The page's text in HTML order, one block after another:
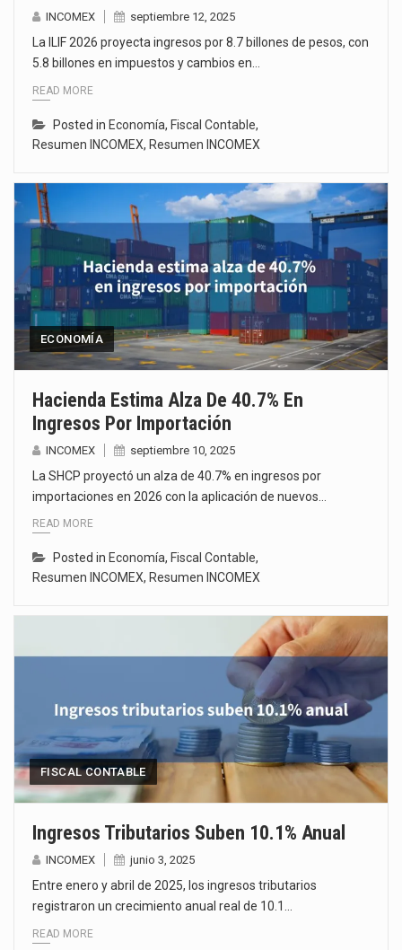
INCOMEX septiembre 12, 2025
La ILIF 2026 proyecta ingresos por 8.7 billones de pesos, con
5.8 billones en impuestos y cambios en…
READ MORE
Posted in Economía, Fiscal Contable,
Resumen INCOMEX, Resumen INCOMEX
ECONOMÍA
Hacienda Estima Alza De 40.7% En
Ingresos Por Importación
INCOMEX septiembre 10, 2025
La SHCP proyectó un alza de 40.7% en ingresos por
importaciones en 2026 con la aplicación de nuevos…
READ MORE
Posted in Economía, Fiscal Contable,
Resumen INCOMEX, Resumen INCOMEX
FISCAL CONTABLE
Ingresos Tributarios Suben 10.1% Anual
INCOMEX junio 3, 2025
Entre enero y abril de 2025, los ingresos tributarios
registraron un crecimiento anual real de 10.1…
READ MORE